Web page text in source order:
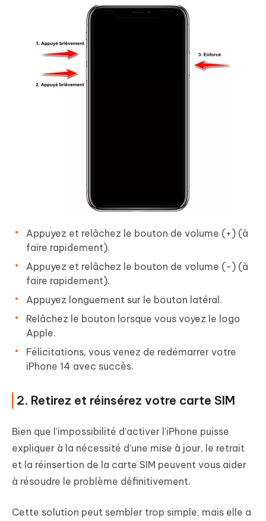
Appuyez et relâchez le bouton de volume (+) (à
faire rapidement).
Appuyez et relâchez le bouton de volume (-) (à
faire rapidement).
Appuyez longuement sur le bouton latéral.
Relâchez le bouton lorsque vous voyez le logo
Apple.
Félicitations, vous venez de redémarrer votre
iPhone 14 avec succès.
2. Retirez et réinsérez votre carte SIM
Bien que l'impossibilité d'activer l'iPhone puisse
expliquer à la nécessité d'une mise à jour, le retrait
et la réinsertion de la carte SIM peuvent vous aider
à résoudre le problème définitivement.
Cette solution peut sembler trop simple, mais elle a